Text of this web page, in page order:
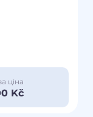
ціна
Kč